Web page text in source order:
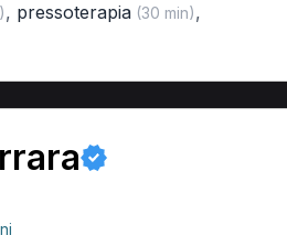
, pressoterapia(30 min),